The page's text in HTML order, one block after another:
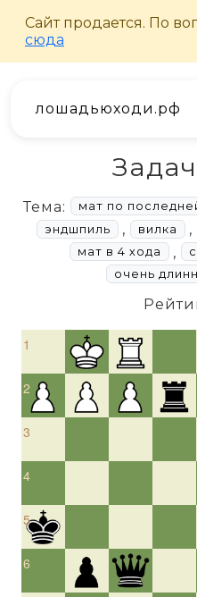
лошадьюходи.рф
Тема: мат по
эндшпиль , вилка ,
мат в 4 хода ,
очень
1
2
3
4
5
6